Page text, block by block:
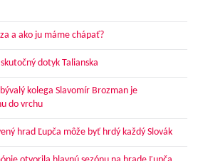
a ako ju máme chápať?
dotyk Talianska
kolega Slavomír Brozman je
do vrchu
hrad Ľupča môže byť hrdý každý Slovák